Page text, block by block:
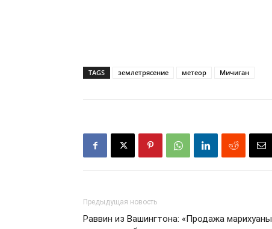
TAGS землетрясение метеор Мичиган
Предыдущая новость
Раввин из Вашингтона: «Продажа марихуаны